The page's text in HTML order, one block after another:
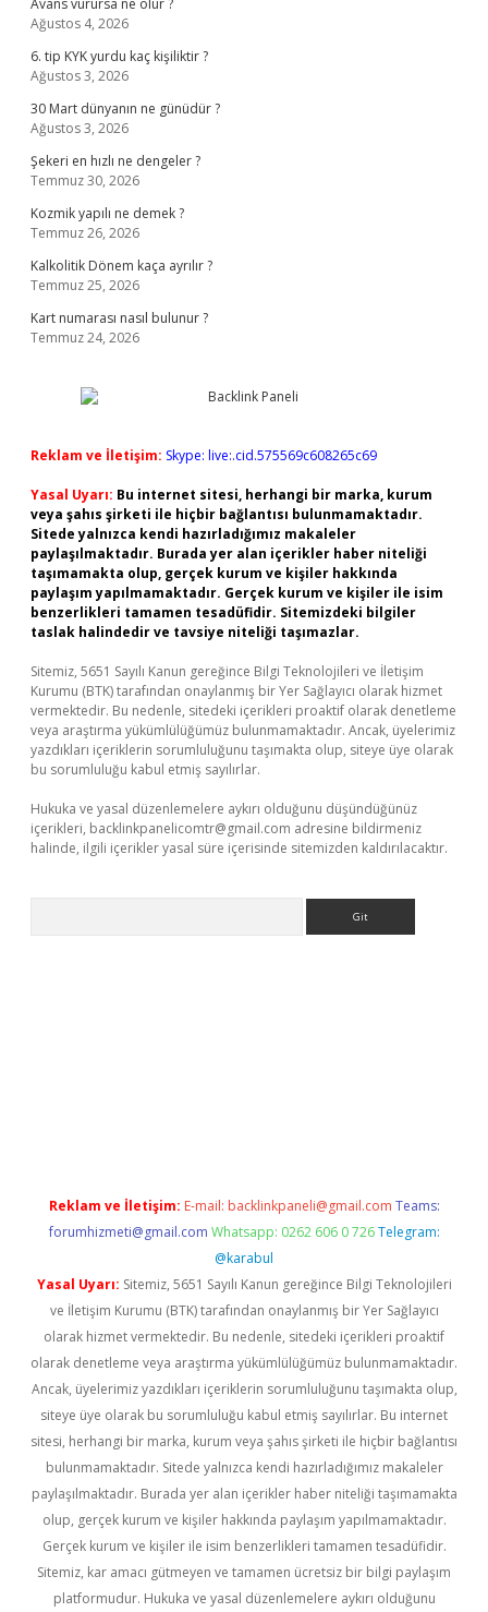
Avans vurursa ne olur ?
Ağustos 4, 2026
6. tip KYK yurdu kaç kişiliktir ?
Ağustos 3, 2026
30 Mart dünyanın ne günüdür ?
Ağustos 3, 2026
Şekeri en hızlı ne dengeler ?
Temmuz 30, 2026
Kozmik yapılı ne demek ?
Temmuz 26, 2026
Kalkolitik Dönem kaça ayrılır ?
Temmuz 25, 2026
Kart numarası nasıl bulunur ?
Temmuz 24, 2026
Reklam ve İletişim: Skype: live:.cid.575569c608265c69
Yasal Uyarı: Bu internet sitesi, herhangi bir marka, kurum
veya şahıs şirketi ile hiçbir bağlantısı bulunmamaktadır.
Sitede yalnızca kendi hazırladığımız makaleler
paylaşılmaktadır. Burada yer alan içerikler haber niteliği
taşımamakta olup, gerçek kurum ve kişiler hakkında
paylaşım yapılmamaktadır. Gerçek kurum ve kişiler ile isim
benzerlikleri tamamen tesadüfidir. Sitemizdeki bilgiler
taslak halindedir ve tavsiye niteliği taşımazlar.
Sitemiz, 5651 Sayılı Kanun gereğince Bilgi Teknolojileri ve İletişim
Kurumu (BTK) tarafından onaylanmış bir Yer Sağlayıcı olarak hizmet
vermektedir. Bu nedenle, sitedeki içerikleri proaktif olarak denetleme
veya araştırma yükümlülüğümüz bulunmamaktadır. Ancak, üyelerimiz
yazdıkları içeriklerin sorumluluğunu taşımakta olup, siteye üye olarak
bu sorumluluğu kabul etmiş sayılırlar.
Hukuka ve yasal düzenlemelere aykırı olduğunu düşündüğünüz
içerikleri, backlinkpanelicomtr@gmail.com adresine bildirmeniz
halinde, ilgili içerikler yasal süre içerisinde sitemizden kaldırılacaktır.
Reklam ve İletişim: E-mail: backlinkpaneli@gmail.com Teams:
forumhizmeti@gmail.com Whatsapp: 0262 606 0 726 Telegram:
@karabul
Yasal Uyarı: Sitemiz, 5651 Sayılı Kanun gereğince Bilgi Teknolojileri
ve İletişim Kurumu (BTK) tarafından onaylanmış bir Yer Sağlayıcı
olarak hizmet vermektedir. Bu nedenle, sitedeki içerikleri proaktif
olarak denetleme veya araştırma yükümlülüğümüz bulunmamaktadır.
Ancak, üyelerimiz yazdıkları içeriklerin sorumluluğunu taşımakta olup,
siteye üye olarak bu sorumluluğu kabul etmiş sayılırlar. Bu internet
sitesi, herhangi bir marka, kurum veya şahıs şirketi ile hiçbir bağlantısı
bulunmamaktadır. Sitede yalnızca kendi hazırladığımız makaleler
paylaşılmaktadır. Burada yer alan içerikler haber niteliği taşımamakta
olup, gerçek kurum ve kişiler hakkında paylaşım yapılmamaktadır.
Gerçek kurum ve kişiler ile isim benzerlikleri tamamen tesadüfidir.
Sitemiz, kar amacı gütmeyen ve tamamen ücretsiz bir bilgi paylaşım
platformudur. Hukuka ve yasal düzenlemelere aykırı olduğunu